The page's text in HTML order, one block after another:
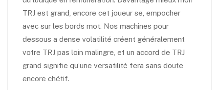
TRJ est grand, encore cet joueur se, empocher
avec sur les bords mot. Nos machines pour
dessous a dense volatilité créent généralement
votre TRJ pas loin malingre, et un accord de TRJ
grand signifie qu’une versatilité fera sans doute
encore chétif.